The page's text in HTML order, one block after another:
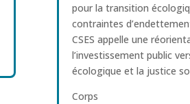
pour la transition
contraintes
CSES appelle une
l’investissement public
écologique et la justice
Corps